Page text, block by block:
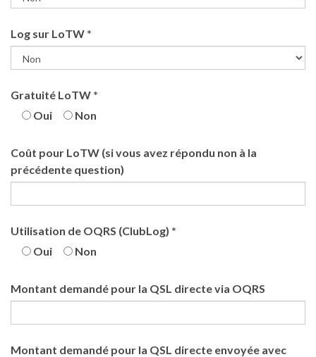
Log sur LoTW *
Gratuité LoTW *
Oui
Non
Coût pour LoTW (si vous avez répondu non à la
précédente question)
Utilisation de OQRS (ClubLog) *
Oui
Non
Montant demandé pour la QSL directe via OQRS
Montant demandé pour la QSL directe envoyée avec